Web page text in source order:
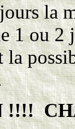
la
1 ou 2
la
!!!!